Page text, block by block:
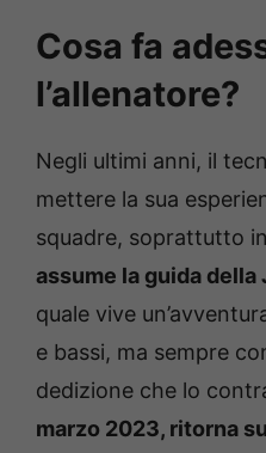
Cosa fa
l’allenatore?
Negli ultimi anni, il
mettere la sua
squadre, soprattutto
assume la guida della
quale vive
e bassi, ma sempre
dedizione che lo
marzo 2023, ritorna